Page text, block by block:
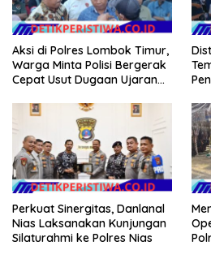
Aksi di Polres Lombok Timur,
Warga Minta Polisi Bergerak
Cepat Usut Dugaan Ujaran
Perkuat Sinergitas, Danlanal
Nias Laksanakan Kunjungan
Silaturahmi ke Polres Nias